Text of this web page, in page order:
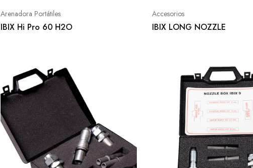
Arenadora Portátiles
IBIX Hi Pro 60 H2O
Accesorios
IBIX LONG NOZZLE